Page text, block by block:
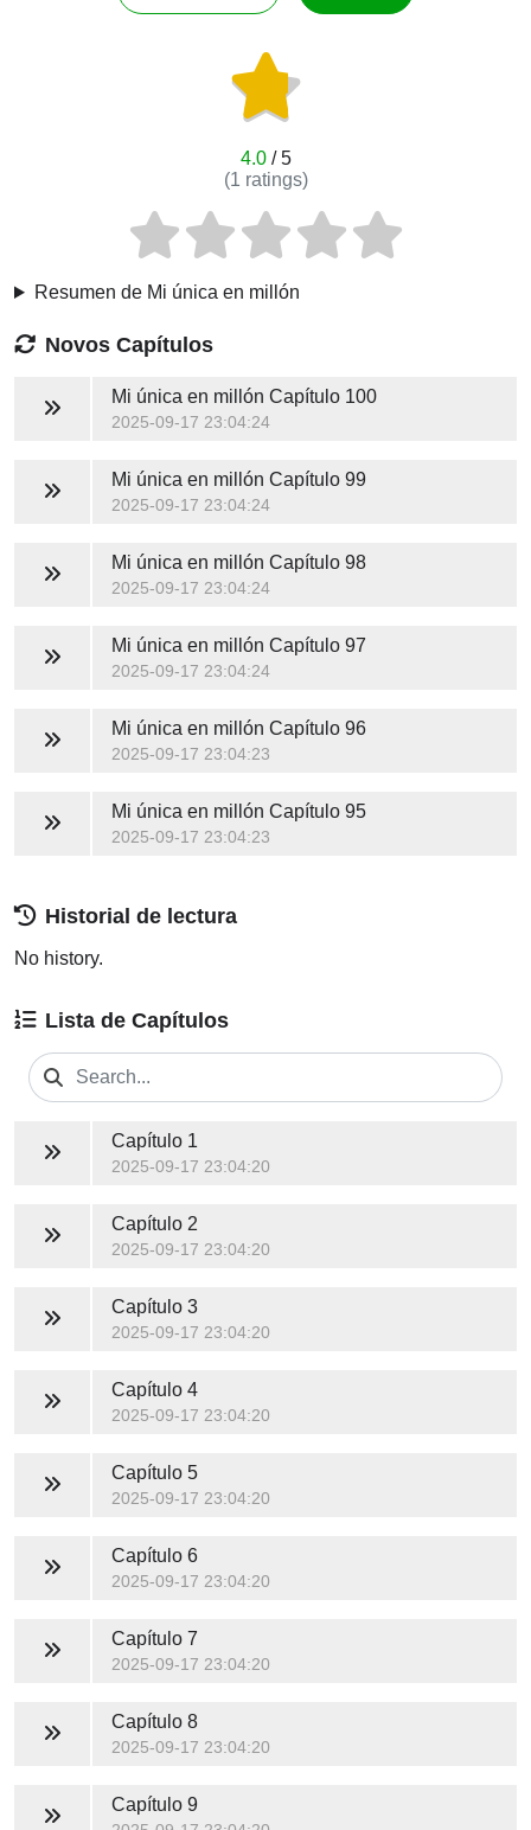
4.0/ 5
(1 ratings)
Resumen de Mi única en millón
Novos Capítulos
Mi única en millón Capítulo 100
2025-09-17 23:04:24
Mi única en millón Capítulo 99
2025-09-17 23:04:24
Mi única en millón Capítulo 98
2025-09-17 23:04:24
Mi única en millón Capítulo 97
2025-09-17 23:04:24
Mi única en millón Capítulo 96
2025-09-17 23:04:23
Mi única en millón Capítulo 95
2025-09-17 23:04:23
Historial de lectura
No history.
Lista de Capítulos
Capítulo 1
2025-09-17 23:04:20
Capítulo 2
2025-09-17 23:04:20
Capítulo 3
2025-09-17 23:04:20
Capítulo 4
2025-09-17 23:04:20
Capítulo 5
2025-09-17 23:04:20
Capítulo 6
2025-09-17 23:04:20
Capítulo 7
2025-09-17 23:04:20
Capítulo 8
2025-09-17 23:04:20
Capítulo 9